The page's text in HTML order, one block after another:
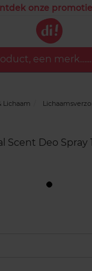
onze
een merk…...
Lichaam
Scent Deo Spray